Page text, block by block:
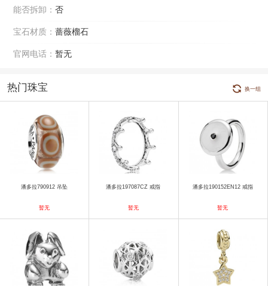
能否拆卸： 否
宝石材质： 蔷薇榴石
官网电话： 暂无
热门珠宝 换一组
潘多拉790912 吊坠
暂无
潘多拉197087CZ 戒指
暂无
潘多拉190152EN12 戒指
暂无